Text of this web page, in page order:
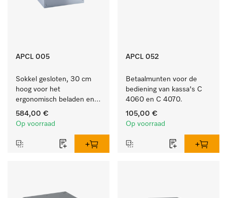
APCL 005
Sokkel gesloten, 30 cm
hoog voor het
ergonomisch beladen en
legen van de wasmachine
en droogkast.
584,00 €
Op voorraad
APCL 052
Betaalmunten voor de
bediening van kassa's C
4060 en C 4070.
105,00 €
Op voorraad